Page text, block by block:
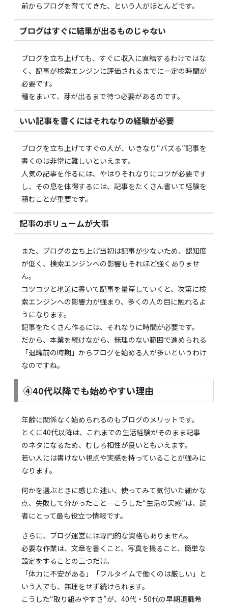
前からブログを育ててきた、という人がほとんどです。
ブログはすぐに結果が出るものじゃない
ブログを立ち上げても、すぐに収入に直結するわけではな
く、記事が検索エンジンに評価されるまでに一定の時間が
必要です。
種をまいて、芽が出るまで待つ必要があるのです。
いい記事を書くにはそれなりの経験が必要
ブログを立ち上げてすぐの人が、いきなり“バズる”記事を
書くのは非常に難しいといえます。
人気の記事を作るには、やはりそれなりにコツが必要です
し、その息を体得するには、記事をたくさん書いて経験を
積むことが重要です。
記事のボリュームが大事
また、ブログの立ち上げ当初は記事が少ないため、認知度
が低く、検索エンジンへの影響もそれほど強くありませ
ん。
コツコツと地道に書いて記事を量産していくと、次第に検
索エンジンへの影響力が強まり、多くの人の目に触れるよ
うになります。
記事をたくさん作るには、それなりに時間が必要です。
だから、本業を続けながら、無理のない範囲で進められる
「退職前の時期」からブログを始める人が多いというわけ
なのですね。
④40代以降でも始めやすい理由
年齢に関係なく始められるのもブログのメリットです。
とくに40代以降は、これまでの生活経験がそのまま記事
のネタになるため、むしろ相性が良いともいえます。
若い人には書けない視点や実感を持っていることが強みに
なります。
何かを選ぶときに感じた迷い、使ってみて気付いた細かな
点、失敗して分かったこと―こうした“生活の実感”は、読
者にとって最も役立つ情報です。
さらに、ブログ運営には専門的な資格もありません。
必要な作業は、文章を書くこと、写真を撮ること、簡単な
設定をすることの三つだけ。
「体力に不安がある」「フルタイムで働くのは厳しい」と
いう人でも、無理をせず続けられます。
こうした“取り組みやすさ”が、40代・50代の早期退職希